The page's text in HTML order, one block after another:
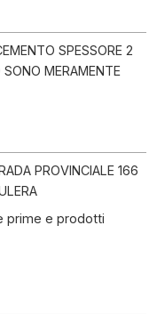
SPESSORE 2
MERAMENTE
PROVINCIALE 166
prime e prodotti